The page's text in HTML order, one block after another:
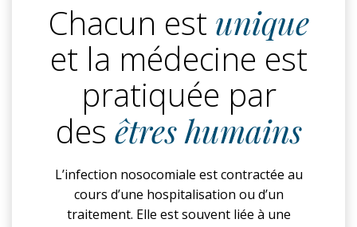
Chacun est unique
et la médecine est
pratiquée par
des êtres humains
L’infection nosocomiale est contractée au
cours d’une hospitalisation ou d’un
traitement. Elle est souvent liée à une